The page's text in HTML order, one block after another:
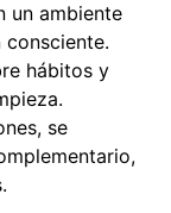
un ambiente
hábitos y
se